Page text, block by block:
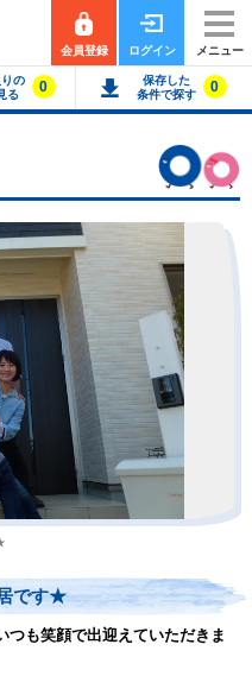
会員登録 ログイン メニュー
の
る
0
保存した
条件で探す
0
です★
も笑顔で出迎えていただきま